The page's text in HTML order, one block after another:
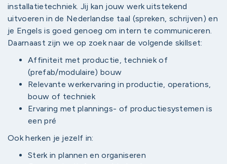
installatietechniek. Jij kan jouw werk uitstekend
uitvoeren in de Nederlandse taal (spreken, schrijven) en
je Engels is goed genoeg om intern te communiceren.
Daarnaast zijn we op zoek naar de volgende skillset:
Affiniteit met productie, techniek of
(prefab/modulaire) bouw
Relevante werkervaring in productie, operations,
bouw of techniek
Ervaring met plannings- of productiesystemen is
een pré
Ook herken je jezelf in:
Sterk in plannen en organiseren